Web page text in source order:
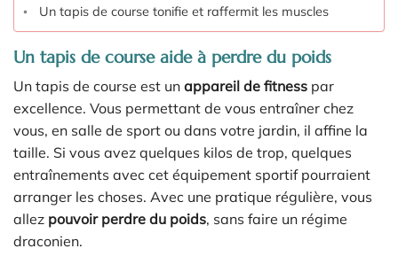
Un tapis de course tonifie et raffermit les muscles
Un tapis de course aide à perdre du poids
Un tapis de course est un appareil de fitness par
excellence. Vous permettant de vous entraîner chez
vous, en salle de sport ou dans votre jardin, il affine la
taille. Si vous avez quelques kilos de trop, quelques
entraînements avec cet équipement sportif pourraient
arranger les choses. Avec une pratique régulière, vous
allez pouvoir perdre du poids, sans faire un régime
draconien.